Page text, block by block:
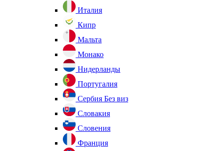
Италия
Кипр
Мальта
Монако
Нидерланды
Португалия
Сербия Без виз
Словакия
Словения
Франция